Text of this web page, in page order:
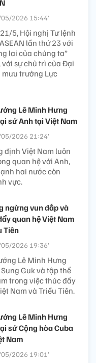
2026 15:44’
5, Hội nghị Tư lệnh
lần thứ 23 với
lai của chúng ta”
sự chủ trì của Đại
mưu trưởng Lực
Lê Minh Hưng
sứ Anh tại Việt Nam
2026 21:24’
định Việt Nam luôn
quan hệ với Anh,
hai nước còn
vực.
ngừng vun đắp và
quan hệ Việt Nam
Tiên
2026 19:36’
Lê Minh Hưng
Guk và tập thể
trong việc thúc đẩy
Nam và Triều Tiên.
Lê Minh Hưng
sứ Cộng hòa Cuba
Nam
2026 19:01’